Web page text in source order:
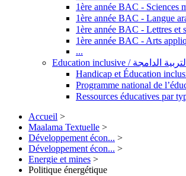
...
Education inclusive / التربية الدامجة
Accueil >
Maalama Textuelle >
Développement écon... >
Développement écon... >
Energie et mines >
Politique énergétique